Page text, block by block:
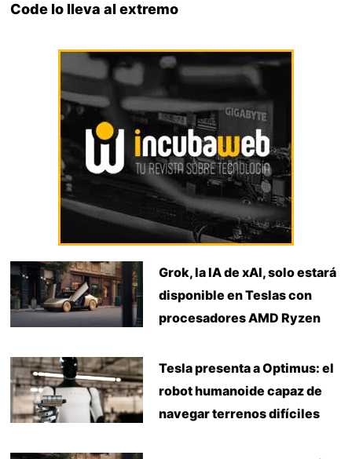
Code lo lleva al extremo
Grok, la IA de xAI, solo estará
disponible en Teslas con
procesadores AMD Ryzen
Tesla presenta a Optimus: el
robot humanoide capaz de
navegar terrenos difíciles